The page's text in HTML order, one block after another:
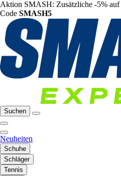
Aktion SMASH: Zusätzliche -5% auf
Code SMASH5
Suchen
Neuheiten
Schuhe
Schläger
Tennis